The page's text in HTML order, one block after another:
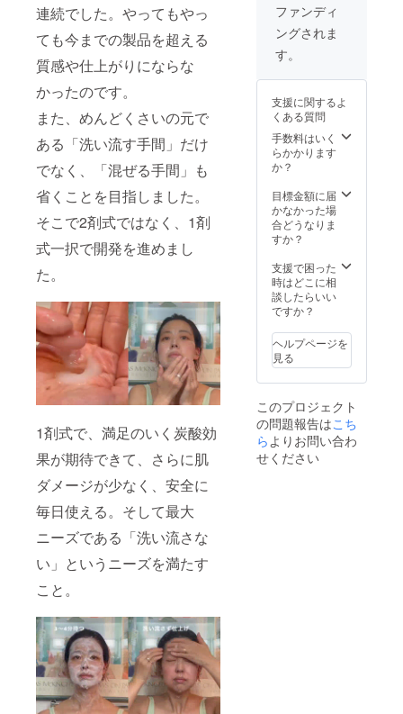
連続でした。やってもやっ
ても今までの製品を超える
質感や仕上がりにならな
かったのです。
また、めんどくさいの元で
ある「洗い流す手間」だけ
でなく、「混ぜる手間」も
省くことを目指しました。
そこで2剤式ではなく、1剤
式一択で開発を進めまし
た。
1剤式で、満足のいく炭酸効
果が期待できて、さらに肌
ダメージが少なく、安全に
毎日使える。そして最大
ニーズである「洗い流さな
い」というニーズを満たす
こと。
ファンディ
ングされま
す。
支援に関するよ
くある質問
手数料はいく
らかかります
か？
目標金額に届
かなかった場
合どうなりま
すか？
支援で困った
時はどこに相
談したらいい
ですか？
ヘルプページを
見る
このプロジェクト
の問題報告はこち
らよりお問い合わ
せください